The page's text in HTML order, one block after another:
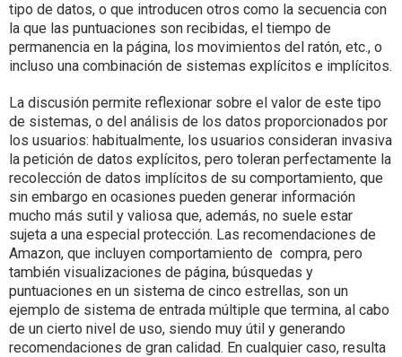
tipo de datos, o que introducen otros como la secuencia con
la que las puntuaciones son recibidas, el tiempo de
permanencia en la página, los movimientos del ratón, etc., o
incluso una combinación de sistemas explícitos e implícitos.
La discusión permite reflexionar sobre el valor de este tipo
de sistemas, o del análisis de los datos proporcionados por
los usuarios: habitualmente, los usuarios consideran invasiva
la petición de datos explícitos, pero toleran perfectamente la
recolección de datos implícitos de su comportamiento, que
sin embargo en ocasiones pueden generar información
mucho más sutil y valiosa que, además, no suele estar
sujeta a una especial protección. Las recomendaciones de
Amazon, que incluyen comportamiento de compra, pero
también visualizaciones de página, búsquedas y
puntuaciones en un sistema de cinco estrellas, son un
ejemplo de sistema de entrada múltiple que termina, al cabo
de un cierto nivel de uso, siendo muy útil y generando
recomendaciones de gran calidad. En cualquier caso, resulta